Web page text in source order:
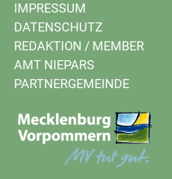
IMPRESSUM
DATENSCHUTZ
REDAKTION / MEMBER
AMT NIEPARS
PARTNERGEMEINDE